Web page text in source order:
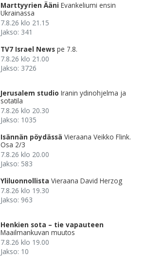
Marttyyrien Ääni Evankeliumi ensin
Ukrainassa
7.8.26 klo 21.15
Jakso: 341
TV7 Israel News pe 7.8.
7.8.26 klo 21.00
Jakso: 3726
Jerusalem studio Iranin ydinohjelma ja
sotatila
7.8.26 klo 20.30
Jakso: 1035
Isännän pöydässä Vieraana Veikko Flink.
Osa 2/3
7.8.26 klo 20.00
Jakso: 583
Yliluonnollista Vieraana David Herzog
7.8.26 klo 19.30
Jakso: 963
Henkien sota – tie vapauteen
Maailmankuvan muutos
7.8.26 klo 19.00
Jakso: 10